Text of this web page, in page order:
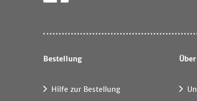
Bestellung
Hilfe zur Bestellung